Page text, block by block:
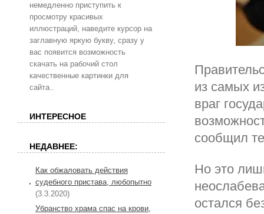
из самых
враг
сообщил
Но это
остался
немедленно приступить к
просмотру красивых
иллюстраций, наведите курсор на
заглавную яркую букву, сразу у
вас появится возможность
скачать на рабочий стол
качественные картинки для
сайта..
ИНТЕРЕСНОЕ
НЕДАВНЕЕ:
Как обжаловать действия
судебного пристава, любопытно
(3.3.2020)
Убранство храма спас на крови,